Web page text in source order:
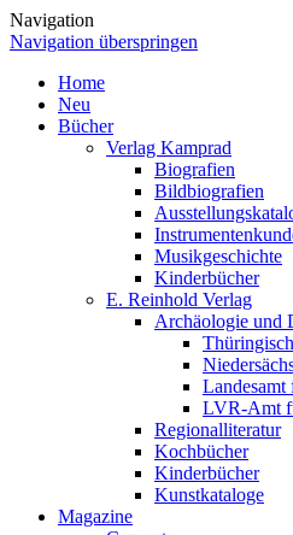
Navigation
Navigation überspringen
Home
Neu
Bücher
Verlag Kamprad
Biografien
Bildbiografien
Musikgeschichte
Kinderbücher
E. Reinhold Verlag
Archäologie und
Landesamt
LVR-Amt
Regionalliteratur
Kochbücher
Kinderbücher
Kunstkataloge
Magazine